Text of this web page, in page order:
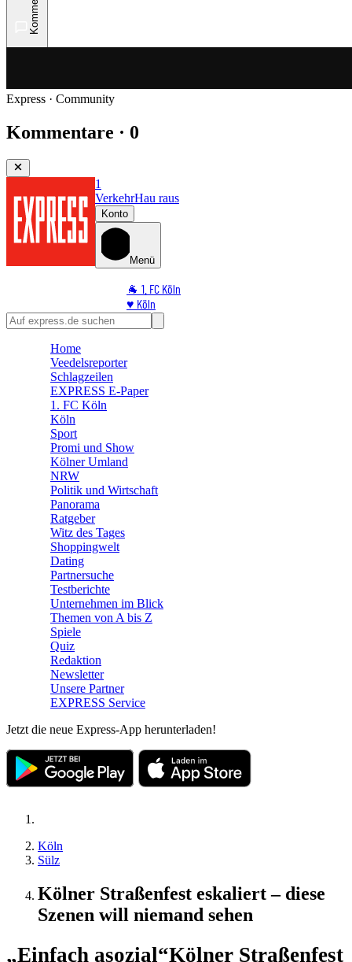
Express · Community
Kommentare · 0
1
VerkehrHau raus
Konto
Menü
🐐 1. FC Köln
♥️ Köln
⭐ Promi
🛒 Shoppingwelt
Home
Veedelsreporter
Schlagzeilen
EXPRESS E-Paper
1. FC Köln
Köln
Sport
Promi und Show
Kölner Umland
NRW
Politik und Wirtschaft
Panorama
Ratgeber
Witz des Tages
Shoppingwelt
Dating
Partnersuche
Testberichte
Unternehmen im Blick
Themen von A bis Z
Spiele
Quiz
Redaktion
Newsletter
Unsere Partner
EXPRESS Service
Jetzt die neue Express-App herunterladen!
Köln
Sülz
Kölner Straßenfest eskaliert – diese
Szenen will niemand sehen
„Einfach asozial“Kölner Straßenfest